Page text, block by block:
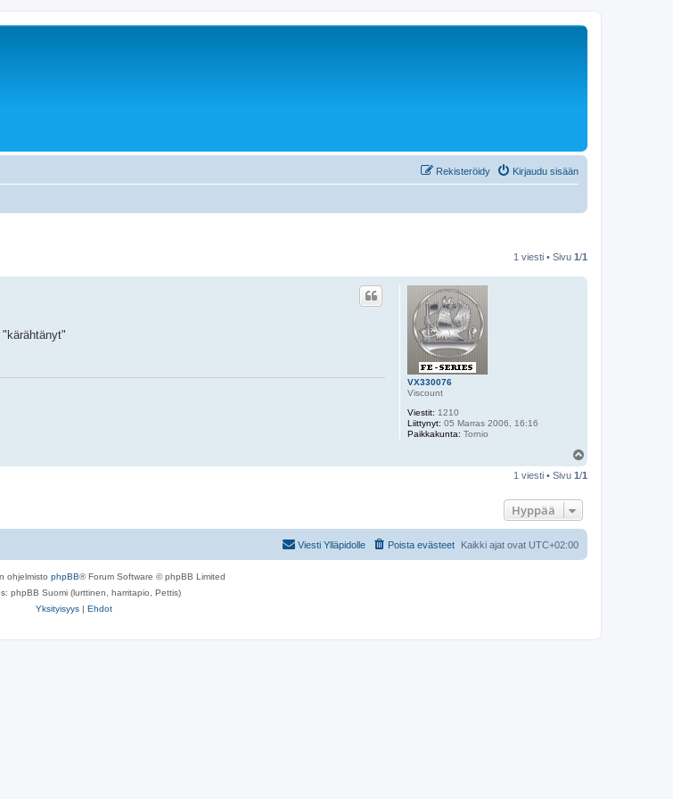
Kirjaudu sisään
Rekisteröidy
1 viesti • Sivu 1/1
VX330076
Viscount
Viestit: 1210
Liittynyt: 05 Marras 2006, 16:16
Paikkakunta: Tornio
ö
1 viesti • Sivu 1/1
Hyppää
Kaikki ajat ovat UTC+02:00
Poista evästeet
Viesti Ylläpidolle
ohjelmisto phpBB® Forum Software © phpBB Limited
phpBB Suomi (lurttinen, harritapio, Pettis)
Yksityisyys | Ehdot